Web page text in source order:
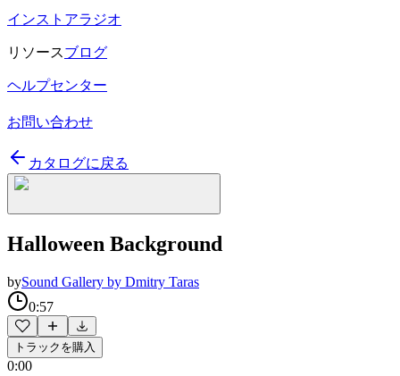
インストアラジオ
リソースブログ
ヘルプセンター
お問い合わせ
カタログに戻る
Halloween Background
bySound Gallery by Dmitry Taras
0:57
トラックを購入
0:00